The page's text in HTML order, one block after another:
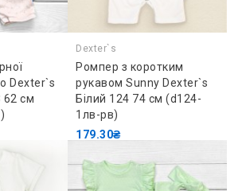
Dexter`s
62 см
Dexter`s
Ромпер з коротким
рукавом Sunny Dexter`s
Білий 124 74 см (d124-
1лв-рв)
179.30₴